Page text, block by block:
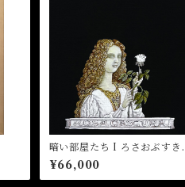
暗い部屋たち I ろさおぶすきゅ
ら(見えない薔薇) 作：菅野ま
子
¥66,000